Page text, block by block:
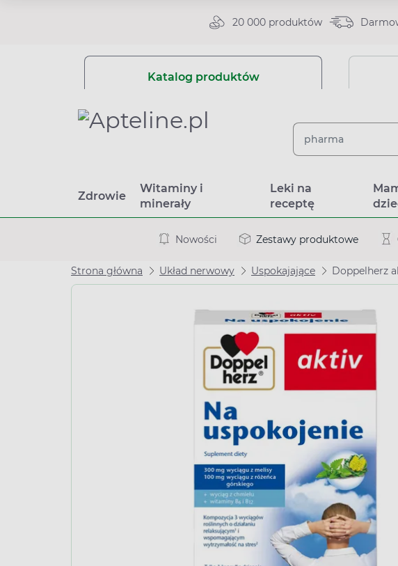
20 000 produktów
Katalog produktów
Zdrowie
Witaminy i
minerały
Leki na
receptę
Nowości Zestawy produktowe
Strona główna Układ nerwowy Uspokajające Doppelherz